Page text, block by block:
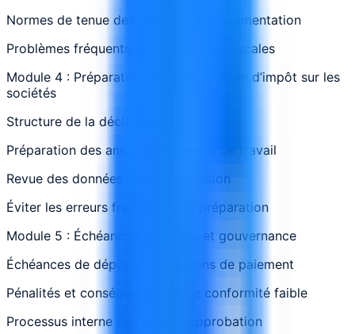
Normes de tenue des registres et documentation
Problèmes fréquents lors des revues fiscales
Module 4 : Préparation de la déclaration d’impôt sur les
sociétés
Structure de la déclaration
Préparation des annexes et feuilles de travail
Revue des données avant soumission
Éviter les erreurs fréquentes de préparation
Module 5 : Échéances, pénalités et gouvernance
Échéances de dépôt et obligations de paiement
Pénalités et conséquences d’une conformité faible
Processus interne de revue et approbation